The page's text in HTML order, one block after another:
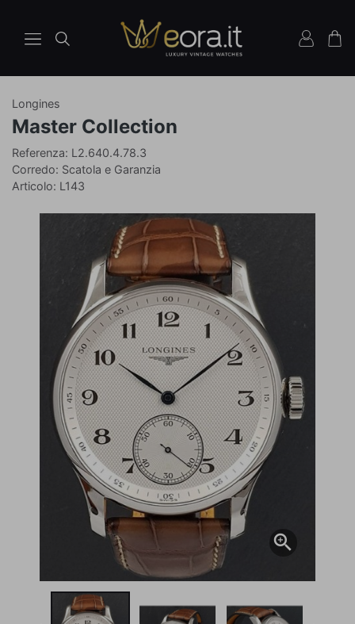
Longines
Orologio
Master Collection
Referenza: L2.640.4.78.3
Corredo: Scatola e Garanzia
Articolo: L143
